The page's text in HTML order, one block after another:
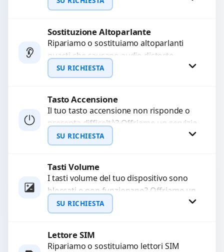
chiamate. Diagnosi accurata e ricambi
Richiedi Preventivo
WhatsApp
Sostituzione Altoparlante
Ripariamo o sostituiamo altoparlanti
guasti che causano audio distorto,
basso o assente. Utilizziamo ricambi di
alta qualità garantiti per 3...
SU RICHIESTA
Richiedi Preventivo
WhatsApp
Tasto Accensione
Il tuo tasto accensione non risponde o
presenta difficoltà? Offriamo un servizio
professionale di riparazione o
sostituzione utilizzando componenti di...
SU RICHIESTA
Richiedi Preventivo
WhatsApp
Tasti Volume
I tasti volume del tuo dispositivo sono
bloccati o non funzionano? Offriamo un
servizio di riparazione o sostituzione
con ricambi...
SU RICHIESTA
Richiedi Preventivo
Lettore SIM
Ripariamo o sostituiamo lettori SIM